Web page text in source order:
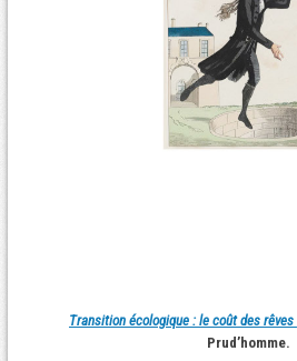
Transition écologique : le coût des rêves
Prud’homme.